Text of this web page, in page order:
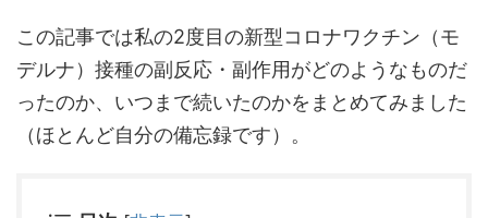
この記事では私の2度目の新型コロナワクチン（モ
デルナ）接種の副反応・副作用がどのようなものだ
ったのか、いつまで続いたのかをまとめてみました
（ほとんど自分の備忘録です）。